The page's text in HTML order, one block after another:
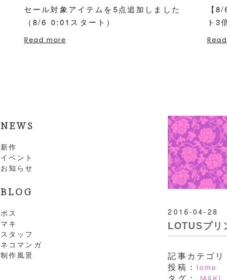
セール対象アイテムを5点追加しました
（8/6 0:01スタート）
Read more
【
ト3
NEWS
新作
イベント
お知らせ
BLOG
ボス
マキ
スタッフ
ネコマンガ
制作風景
2016-04-28
LOTUSプ
記事カテゴリ
投稿： tome
タグ：